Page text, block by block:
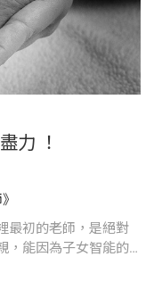
力 ！
最初的老師，是絕對
，能因為子女智能的
能指點孩子迷津的